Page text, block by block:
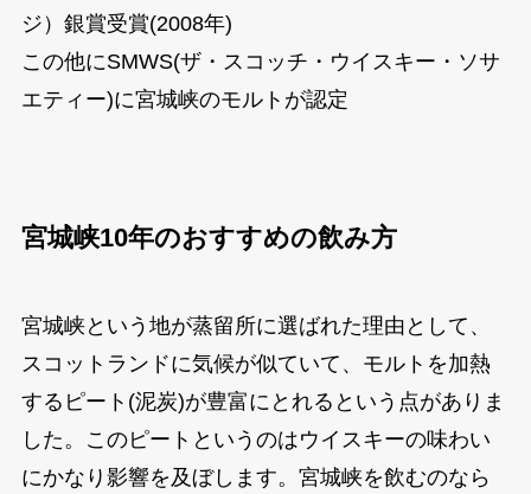
ジ）銀賞受賞(2008年)
この他にSMWS(ザ・スコッチ・ウイスキー・ソサ
エティー)に宮城峡のモルトが認定
宮城峡10年のおすすめの飲み方
宮城峡という地が蒸留所に選ばれた理由として、
スコットランドに気候が似ていて、モルトを加熱
するピート(泥炭)が豊富にとれるという点がありま
した。このピートというのはウイスキーの味わい
にかなり影響を及ぼします。宮城峡を飲むのなら